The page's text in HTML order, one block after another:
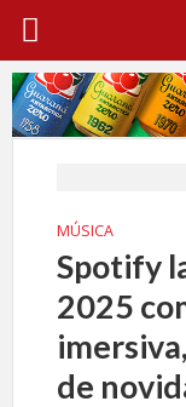
MÚSICA
Spotify
2025
de